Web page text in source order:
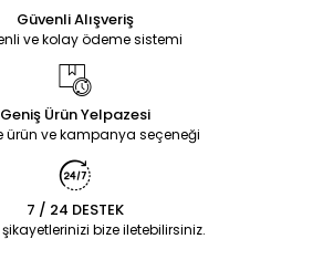
Güvenli Alışveriş
ve kolay ödeme sistemi
Geniş Ürün Yelpazesi
ürün ve kampanya seçeneği
7 / 24 DESTEK
bize iletebilirsiniz.